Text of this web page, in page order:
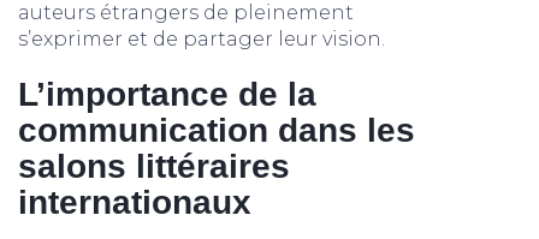
auteurs étrangers de pleinement
s’exprimer et de partager leur vision.
L’importance de la
communication dans les
salons littéraires
internationaux